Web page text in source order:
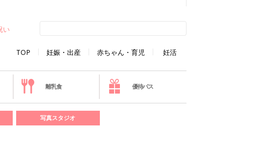
TOP 妊娠・出産 赤ちゃん・育児 妊活
い
離乳食 優待パス
写真スタジオ